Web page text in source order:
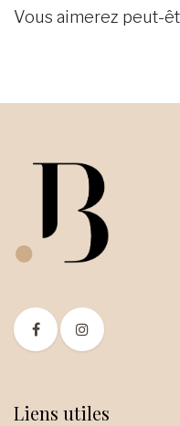
Vous aimerez peut-
Liens utiles